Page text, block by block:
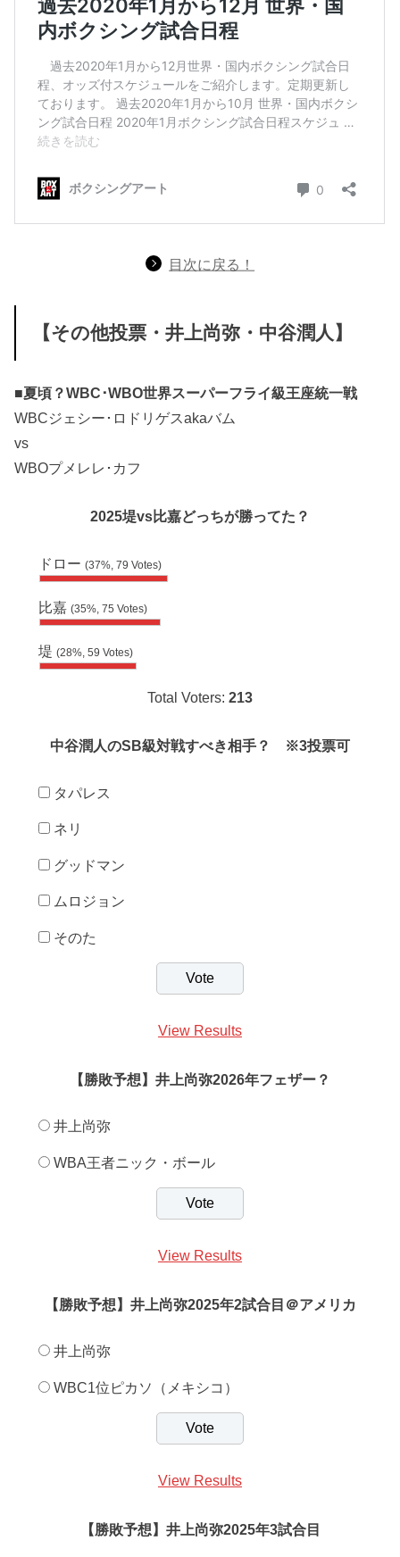
目次に戻る！
【その他投票・井上尚弥・中谷潤人】
■夏頃？WBC･WBO世界スーパーフライ級王座統一戦
WBCジェシー･ロドリゲスakaバム
vs
WBOプメレレ･カフ
2025堤vs比嘉どっちが勝ってた？
ドロー (37%, 79 Votes)
比嘉 (35%, 75 Votes)
堤 (28%, 59 Votes)
Total Voters: 213
中谷潤人のSB級対戦すべき相手？ ※3投票可
タパレス
ネリ
グッドマン
ムロジョン
そのた
View Results
【勝敗予想】井上尚弥2026年フェザー？
井上尚弥
WBA王者ニック・ボール
View Results
【勝敗予想】井上尚弥2025年2試合目＠アメリカ
井上尚弥
WBC1位ピカソ（メキシコ）
View Results
【勝敗予想】井上尚弥2025年3試合目